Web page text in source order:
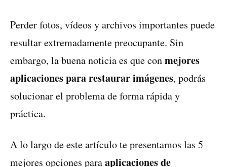
Perder fotos, vídeos y archivos importantes puede
resultar extremadamente preocupante. Sin
embargo, la buena noticia es que conmejores
aplicaciones para restaurar imágenes, podrás
solucionar el problema de forma rápida y
práctica.
A lo largo de este artículo te presentamos las 5
mejores opciones paraaplicaciones de